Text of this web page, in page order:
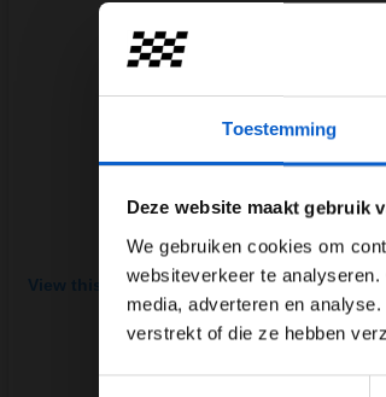
Toestemming
Deze website maakt gebruik
We gebruiken cookies om
websiteverkeer te
media, adverteren en
verstrekt of die ze hebben
View this post on Instagram